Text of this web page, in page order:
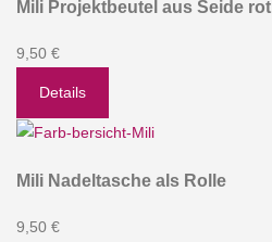
Mili Projektbeutel aus Seide rot
9,50 €
Details
Mili Nadeltasche als Rolle
9,50 €